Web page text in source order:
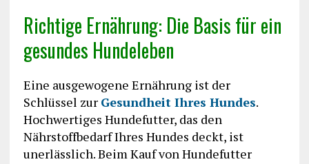
Richtige Ernährung: Die Basis für ein
gesundes Hundeleben
Eine ausgewogene Ernährung ist der
Schlüssel zur Gesundheit Ihres Hundes.
Hochwertiges Hundefutter, das den
Nährstoffbedarf Ihres Hundes deckt, ist
unerlässlich. Beim Kauf von Hundefutter